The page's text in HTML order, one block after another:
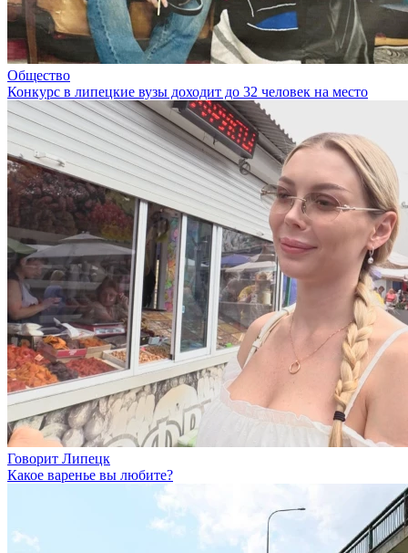
Общество
Конкурс в липецкие вузы доходит до 32 человек на место
Говорит Липецк
Какое варенье вы любите?